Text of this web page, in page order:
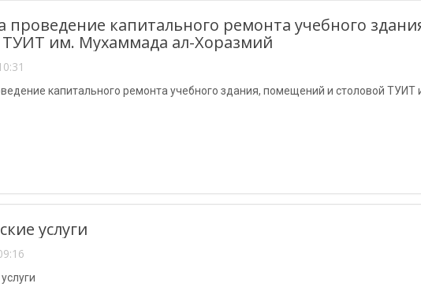
проведение капитального ремонта учебного
ТУИТ им. Мухаммада ал-Хоразмий
капитального ремонта учебного здания, помещений и столовой
услуги